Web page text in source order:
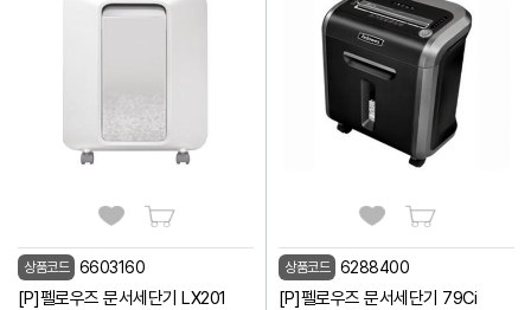
상품코드 6603160
[P]펠로우즈 문서세단기 LX201
상품코드 6288400
[P]펠로우즈 문서세단기 79Ci